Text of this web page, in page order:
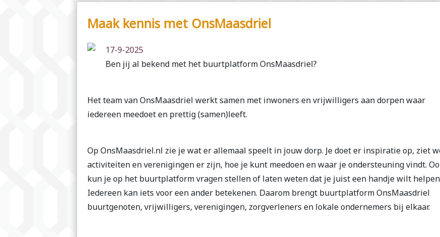
Maak kennis met OnsMaasdriel
17-9-2025
Ben jij al bekend met het buurtplatform OnsMaasdriel?
Het team van OnsMaasdriel werkt samen met inwoners en vrijwilligers aan dorpen waar
iedereen meedoet en prettig (samen)leeft.
Op OnsMaasdriel.nl zie je wat er allemaal speelt in jouw dorp. Je doet er inspiratie op, ziet
activiteiten en verenigingen er zijn, hoe je kunt meedoen en waar je ondersteuning vindt.
kun je op het buurtplatform vragen stellen of laten weten dat je juist een handje wilt
Iedereen kan iets voor een ander betekenen. Daarom brengt buurtplatform OnsMaasdriel
buurtgenoten, vrijwilligers, verenigingen, zorgverleners en lokale ondernemers bij elkaar.